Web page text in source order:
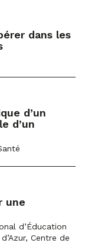
dans les
d’un
d’un
une
d’Éducation
Centre de